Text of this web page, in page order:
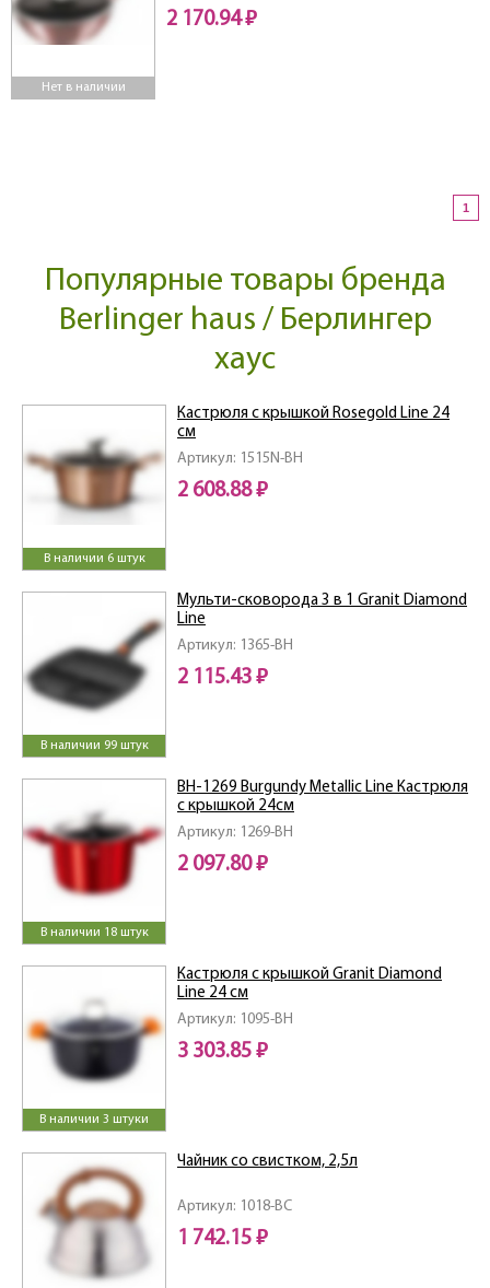
Нет в наличии
2 170.94 ₽
1
Популярные товары бренда
Berlinger haus / Берлингер
хаус
В наличии 6 штук
Артикул: 1515N-BH
Кастрюля с крышкой Rosegold Line 24
см
2 608.88 ₽
В наличии 99 штук
Артикул: 1365-BH
Мульти-сковорода 3 в 1 Granit Diamond
Line
2 115.43 ₽
В наличии 18 штук
Артикул: 1269-BH
ВН-1269 Burgundy Metallic Line Кастрюля
с крышкой 24см
2 097.80 ₽
В наличии 3 штуки
Артикул: 1095-BH
Кастрюля с крышкой Granit Diamond
Line 24 см
3 303.85 ₽
Артикул: 1018-BC
Чайник со свистком, 2,5л
1 742.15 ₽